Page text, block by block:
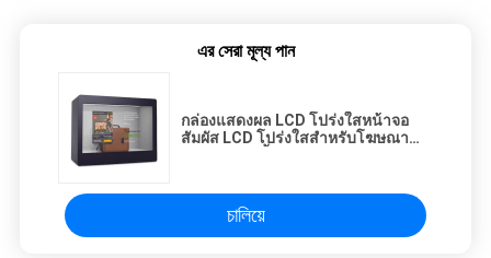
এর সেরা মূল্য পান
กล่องแสดงผล LCD โปร่งใสหน้าจอ
สัมผัส LCD โปร่งใสสำหรับโฆษณา
চালিয়ে